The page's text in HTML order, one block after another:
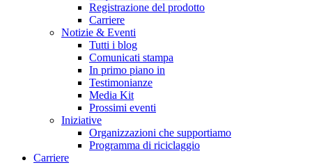
Registrazione del prodotto
Carriere
Notizie & Eventi
Tutti i blog
Comunicati stampa
In primo piano in
Testimonianze
Media Kit
Prossimi eventi
Iniziative
Organizzazioni che supportiamo
Programma di riciclaggio
Carriere